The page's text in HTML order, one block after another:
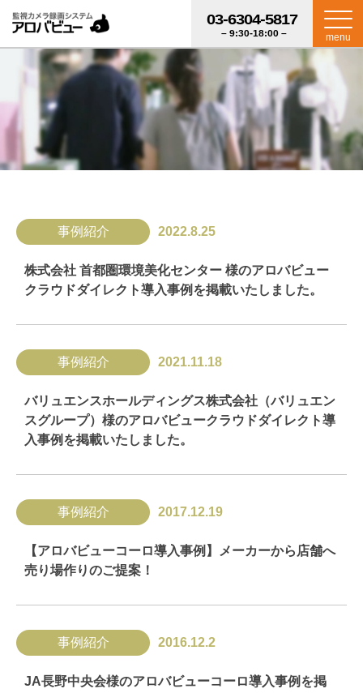
menu
03-6304-5817
– 9:30-18:00 –
事例紹介 2022.8.25
株式会社 首都圏環境美化センター 様のアロバビュー
クラウドダイレクト導入事例を掲載いたしました。
事例紹介 2021.11.18
バリュエンスホールディングス株式会社（バリュエン
スグループ）様のアロバビュークラウドダイレクト導
入事例を掲載いたしました。
事例紹介 2017.12.19
【アロバビューコーロ導入事例】メーカーから店舗へ
売り場作りのご提案！
事例紹介 2016.12.2
JA長野中央会様のアロバビューコーロ導入事例を掲